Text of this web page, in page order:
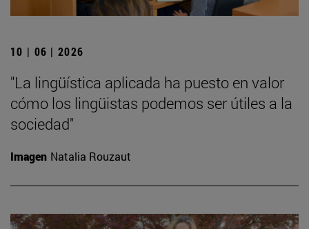
10 | 06 | 2026
"La lingüística aplicada ha puesto en valor
cómo los lingüistas podemos ser útiles a la
sociedad"
Imagen Natalia Rouzaut